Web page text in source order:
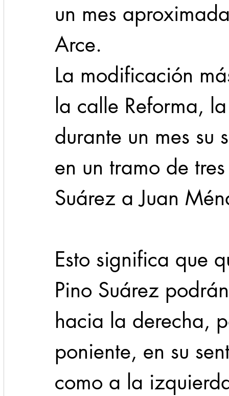
un mes
Arce.
La modificación
la calle Reforma,
durante un mes
en un tramo de
Suárez a Juan
Esto significa que
Pino Suárez
hacia la derecha,
poniente, en su
como a la